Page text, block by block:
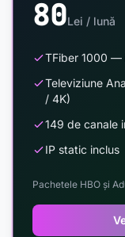
80Lei / lună
TFiber 1000 —
Televiziune
/ 4K)
149 de canale
IP static inclus
Pachetele HBO și